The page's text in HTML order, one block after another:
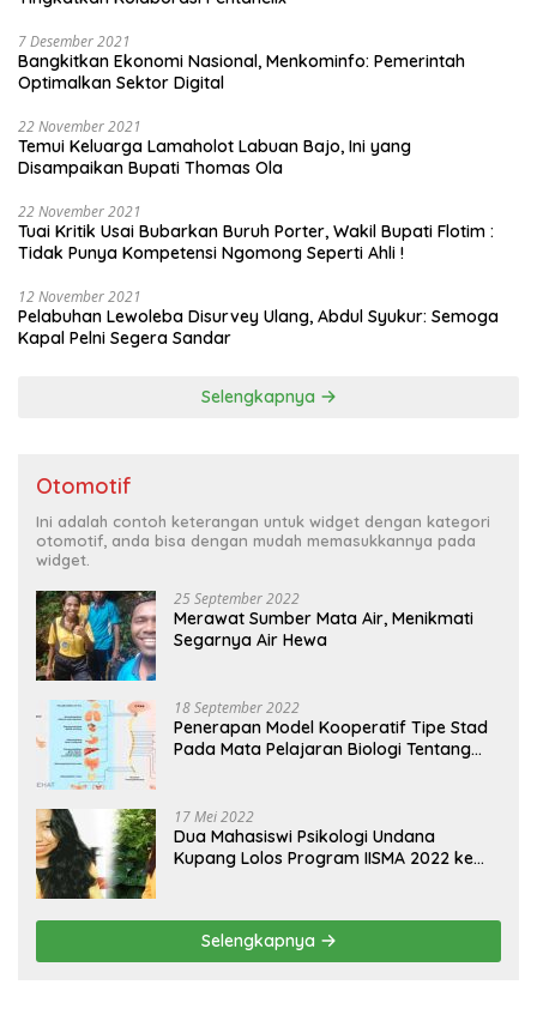
7 Desember 2021
Bangkitkan Ekonomi Nasional, Menkominfo: Pemerintah
Optimalkan Sektor Digital
22 November 2021
Temui Keluarga Lamaholot Labuan Bajo, Ini yang
Disampaikan Bupati Thomas Ola
22 November 2021
Tuai Kritik Usai Bubarkan Buruh Porter, Wakil Bupati Flotim :
Tidak Punya Kompetensi Ngomong Seperti Ahli !
12 November 2021
Pelabuhan Lewoleba Disurvey Ulang, Abdul Syukur: Semoga
Kapal Pelni Segera Sandar
Selengkapnya
Otomotif
Ini adalah contoh keterangan untuk widget dengan kategori
otomotif, anda bisa dengan mudah memasukkannya pada
widget.
25 September 2022
Merawat Sumber Mata Air, Menikmati
Segarnya Air Hewa
18 September 2022
Penerapan Model Kooperatif Tipe Stad
Pada Mata Pelajaran Biologi Tentang
17 Mei 2022
Dua Mahasiswi Psikologi Undana
Kupang Lolos Program IISMA 2022 ke
Selengkapnya